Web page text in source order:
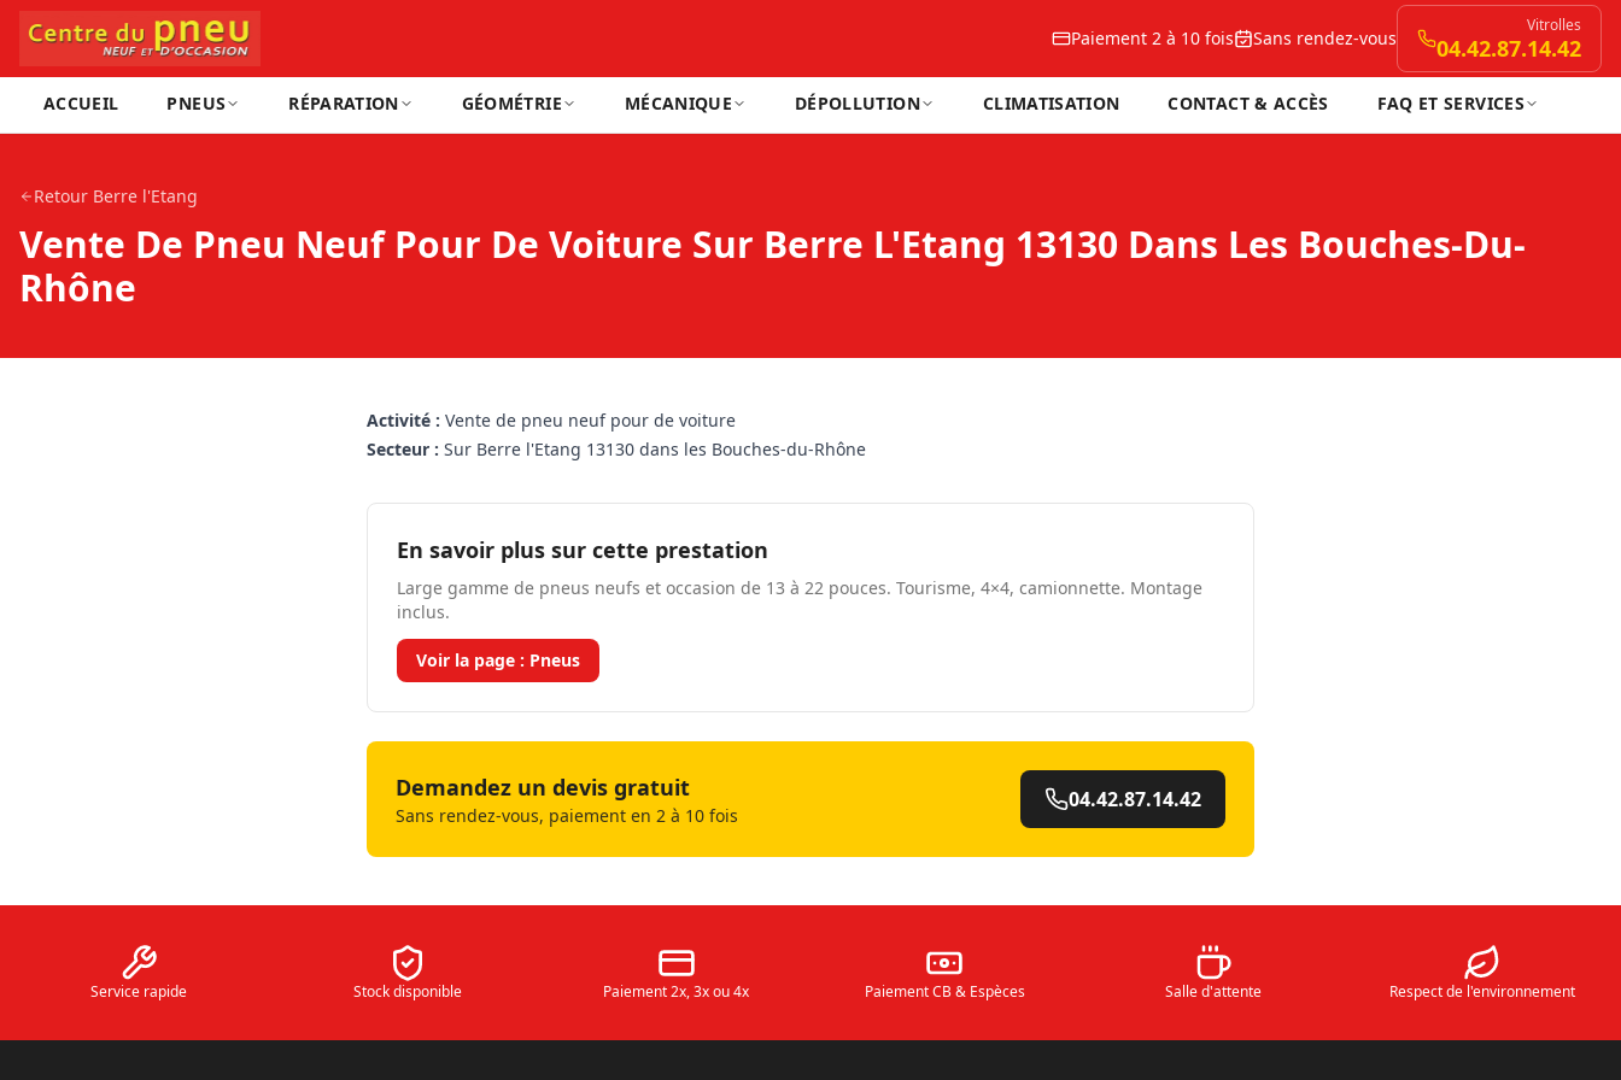
Paiement 2 à 10 fois Sans rendez-vous
Vitrolles
04.42.87.14.42
ACCUEIL PNEUS RÉPARATION GÉOMÉTRIE MÉCANIQUE DÉPOLLUTION CLIMATISATION CONTACT & ACCÈS FAQ ET SERVICES
Retour Berre l'Etang
Vente De Pneu Neuf Pour De Voiture Sur Berre L'Etang 13130 Dans Les Bouches-Du-
Rhône
Activité : Vente de pneu neuf pour de voiture
Secteur : Sur Berre l'Etang 13130 dans les Bouches-du-Rhône
En savoir plus sur cette prestation
Large gamme de pneus neufs et occasion de 13 à 22 pouces. Tourisme, 4×4, camionnette. Montage
inclus.
Voir la page : Pneus
Demandez un devis gratuit
Sans rendez-vous, paiement en 2 à 10 fois
04.42.87.14.42
Service rapide Stock disponible Paiement 2x, 3x ou 4x Paiement CB & Espèces Salle d'attente Respect de l'environnement